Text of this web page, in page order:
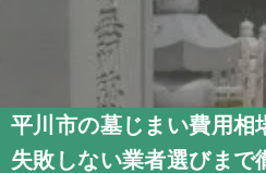
平川市の墓じまい費用相
失敗しない業者選びまで